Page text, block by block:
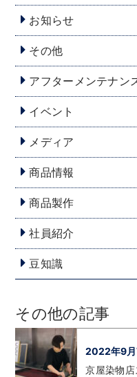
お知らせ
その他
アフターメンテナン
イベント
メディア
商品情報
商品製作
社員紹介
豆知識
その他の記事
2022年9月
京屋染物